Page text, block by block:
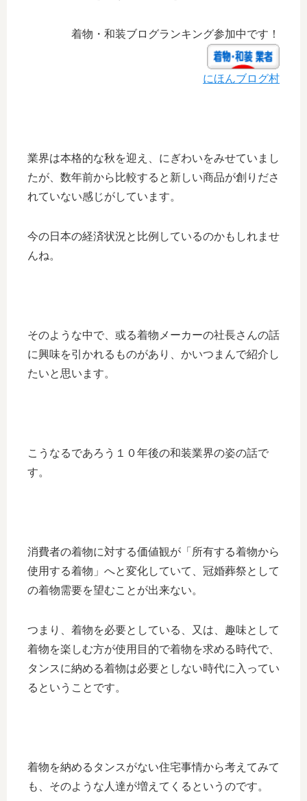
着物・和装ブログランキング参加中です！
にほんブログ村
業界は本格的な秋を迎え、にぎわいをみせていまし
たが、数年前から比較すると新しい商品が創りださ
れていない感じがしています。
今の日本の経済状況と比例しているのかもしれませ
んね。
そのような中で、或る着物メーカーの社長さんの話
に興味を引かれるものがあり、かいつまんで紹介し
たいと思います。
こうなるであろう１０年後の和装業界の姿の話で
す。
消費者の着物に対する価値観が「所有する着物から
使用する着物」へと変化していて、冠婚葬祭として
の着物需要を望むことが出来ない。
つまり、着物を必要としている、又は、趣味として
着物を楽しむ方が使用目的で着物を求める時代で、
タンスに納める着物は必要としない時代に入ってい
るということです。
着物を納めるタンスがない住宅事情から考えてみて
も、そのような人達が増えてくるというのです。